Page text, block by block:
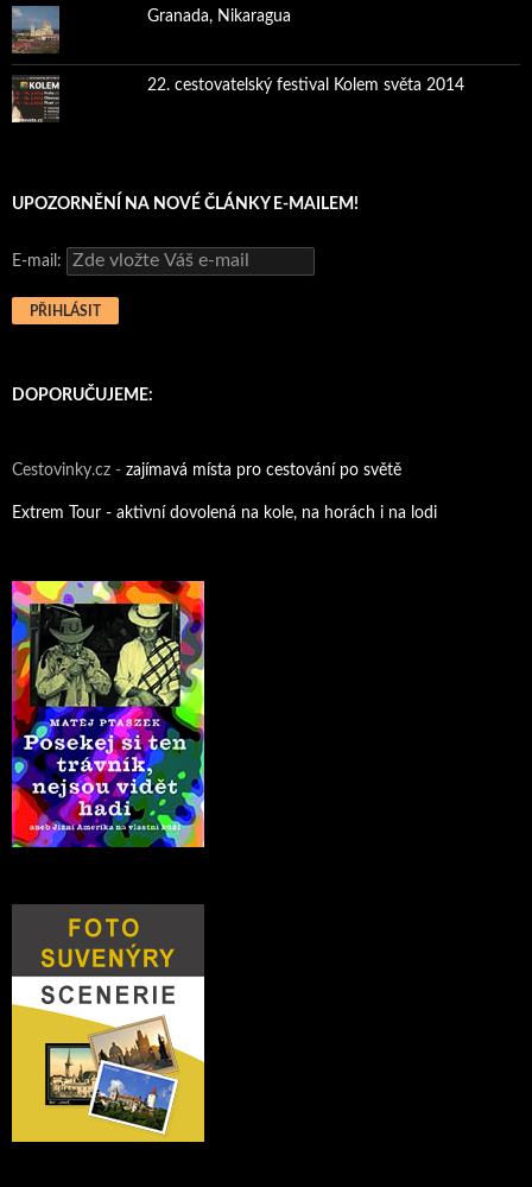
Granada, Nikaragua
22. cestovatelský festival Kolem světa 2014
UPOZORNĚNÍ NA NOVÉ ČLÁNKY E-MAILEM!
E-mail:
DOPORUČUJEME:
Cestovinky.cz - zajímavá místa pro cestování po světě
Extrem Tour - aktivní dovolená na kole, na horách i na lodi